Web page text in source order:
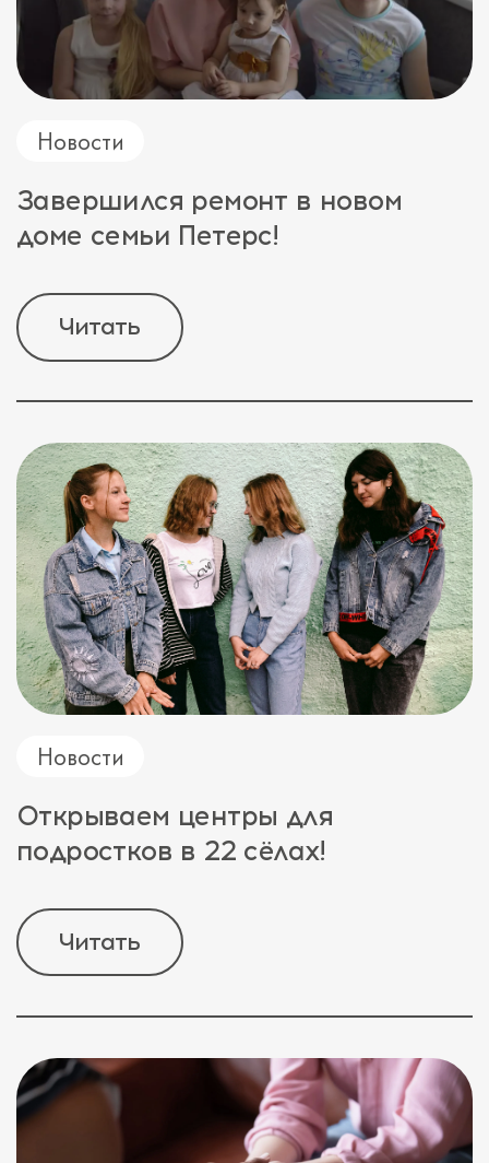
Новости
Завершился ремонт в новом
доме семьи Петерс!
Читать
Новости
Открываем центры для
подростков в 22 сёлах!
Читать